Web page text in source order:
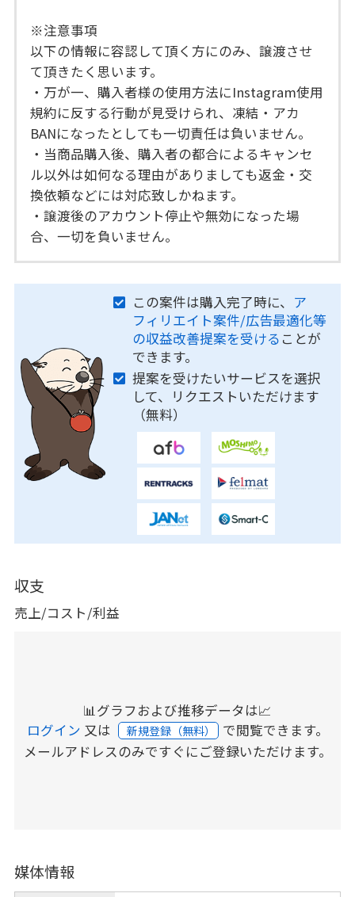
※注意事項
以下の情報に容認して頂く方にのみ、譲渡させ
て頂きたく思います。
・万が一、購入者様の使用方法にInstagram使用
規約に反する行動が見受けられ、凍結・アカ
BANになったとしても一切責任は負いません。
・当商品購入後、購入者の都合によるキャンセ
ル以外は如何なる理由がありましても返金・交
換依頼などには対応致しかねます。
・譲渡後のアカウント停止や無効になった場
合、一切を負いません。
この案件は購入完了時に、 ア
フィリエイト案件/広告最適化等
の収益改善提案を受ける ことが
できます。
提案を受けたいサービスを選択
して、リクエストいただけます
（無料）
収支
売上/コスト/利益
📊グラフおよび推移データは📈
ログイン 又は 新規登録（無料） で閲覧できます。
メールアドレスのみですぐにご登録いただけます。
媒体情報